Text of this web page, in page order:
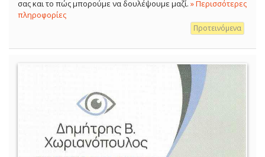
σας και το πώς μπορούμε να δουλέψουμε μαζί. » Περισσότερες
πληροφορίες
Προτεινόμενα